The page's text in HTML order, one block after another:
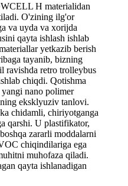
H materialidan
O'zining ilg'or
va uyda va xorijda
qayta ishlash ishlab
yetkazib berish
tayanib, bizning
ravishda retro trolleybus
chiqdi. Qotishma
nano polimer
eksklyuziv tanlovi.
chidamli, chiriyotganga
qarshi. U plastifikator,
zararli moddalarni
chiqindilariga ega
muhofaza qiladi.
qayta ishlanadigan